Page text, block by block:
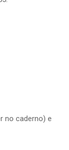
no caderno) e